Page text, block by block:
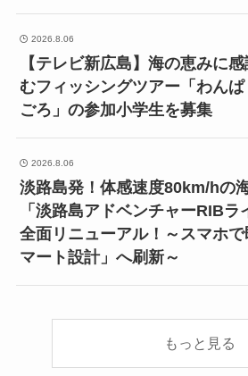
2026.8.06
【テレビ新広島】海の恵みに
むフィッシングツアー「わん
ごろ」の参加小学生を募集
2026.8.06
淡路島発！体感速度80km/hの
「淡路島アドベンチャーRIB
全面リニューアル！～スマホ
マート設計」へ刷新～
もっと見る